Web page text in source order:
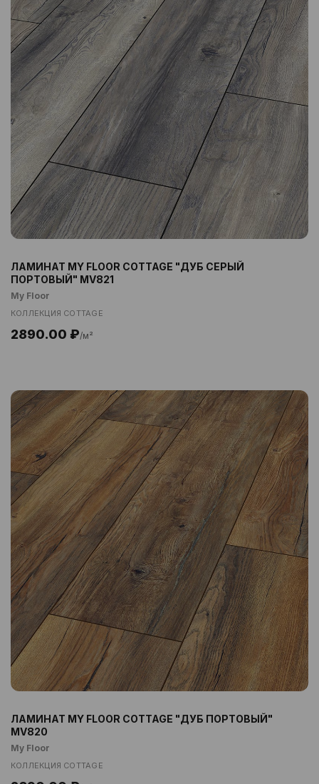
ЛАМИНАТ MY FLOOR COTTAGE "ДУБ СЕРЫЙ
ПОРТОВЫЙ" MV821
My Floor
КОЛЛЕКЦИЯ COTTAGE
2890.00 ₽/м²
ЛАМИНАТ MY FLOOR COTTAGE "ДУБ ПОРТОВЫЙ"
MV820
My Floor
КОЛЛЕКЦИЯ COTTAGE